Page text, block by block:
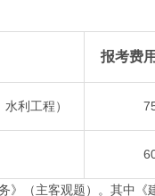
报考费
利工程）
（主客观题）。其中《